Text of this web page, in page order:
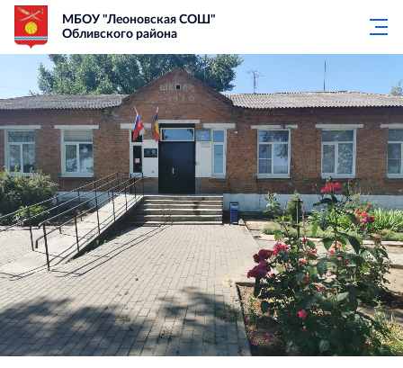
МБОУ "Леоновская СОШ"
Обливского района
Муниципальное бюджетное